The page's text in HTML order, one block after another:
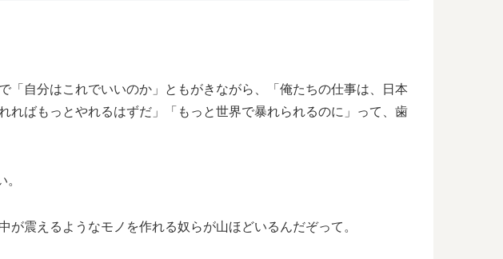
「自分はこれでいいのか」ともがきながら、「俺たちの仕事は、日本
ればもっとやれるはずだ」「もっと世界で暴れられるのに」って、歯
震えるようなモノを作れる奴らが山ほどいるんだぞって。